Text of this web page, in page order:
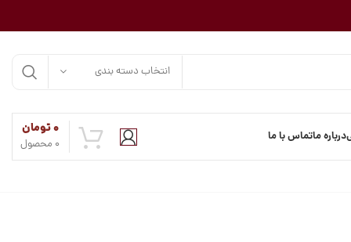
انتخاب دسته بندی
درباره ماتماس با ما 0 محصول
۰تومان